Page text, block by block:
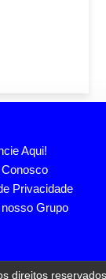
Aqui!
Conosco
Privacidade
Grupo
direitos reservados